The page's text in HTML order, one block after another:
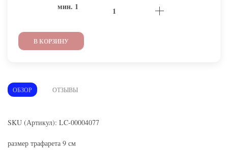
мин. 1
В КОРЗИНУ
ОБЗОР ОТЗЫВЫ
SKU (Артикул): LC-00004077
размер трафарета 9 см